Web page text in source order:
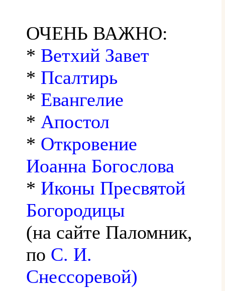
ОЧЕНЬ ВАЖНО:
* Ветхий Завет
* Псалтирь
* Евангелие
* Апостол
* Откровение
Иоанна Богослова
* Иконы Пресвятой
Богородицы
(на сайте Паломник,
по С. И.
Снессоревой)